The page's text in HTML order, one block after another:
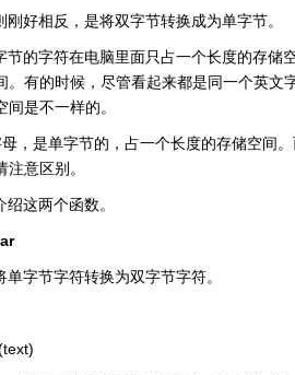
刚好相反，是将双字节转换成为单字节。
节的字符在电脑里面只占一个长度的存储
。有的时候，尽管看起来都是同一个英文
是不一样的。
，是单字节的，占一个长度的存储空间
意区别。
这两个函数。
单字节字符转换为双字节字符。